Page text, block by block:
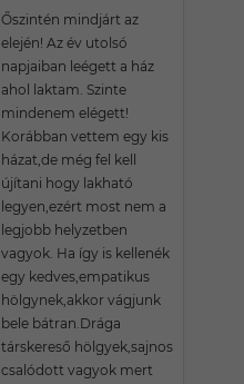
Őszintén mindjárt az
elején! Az év utolsó
napjaiban leégett a ház
ahol laktam. Szinte
mindenem elégett!
Korábban vettem egy kis
házat,de még fel kell
újítani hogy lakható
legyen,ezért most nem a
legjobb helyzetben
vagyok. Ha így is kellenék
egy kedves,empatikus
hölgynek,akkor vágjunk
bele bátran.Drága
társkereső hölgyek,sajnos
csalódott vagyok mert